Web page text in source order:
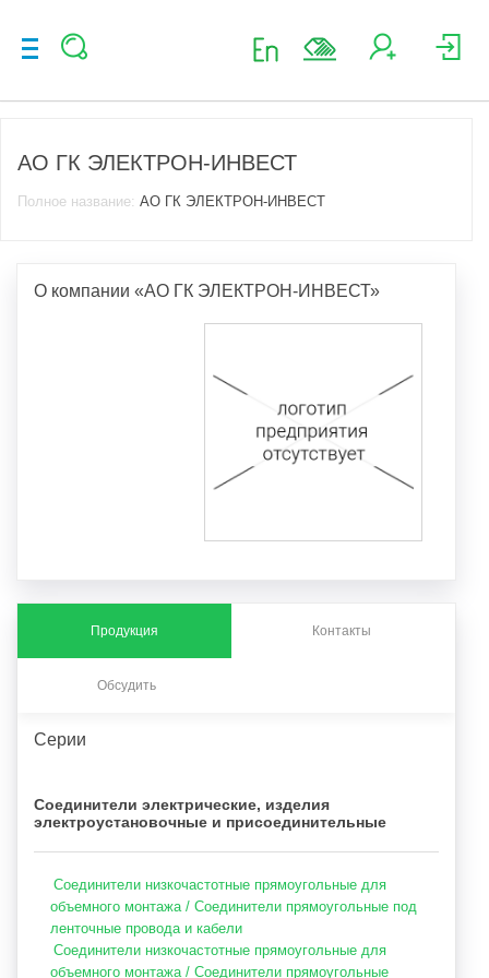
АО ГК ЭЛЕКТРОН-ИНВЕСТ
Полное название: АО ГК ЭЛЕКТРОН-ИНВЕСТ
О компании «АО ГК ЭЛЕКТРОН-ИНВЕСТ»
Продукция Контакты
Обсудить
Серии
Соединители электрические, изделия
электроустановочные и присоединительные
Соединители низкочастотные прямоугольные для
объемного монтажа / Соединители прямоугольные под
ленточные провода и кабели
Соединители низкочастотные прямоугольные для
объемного монтажа / Соединители прямоугольные